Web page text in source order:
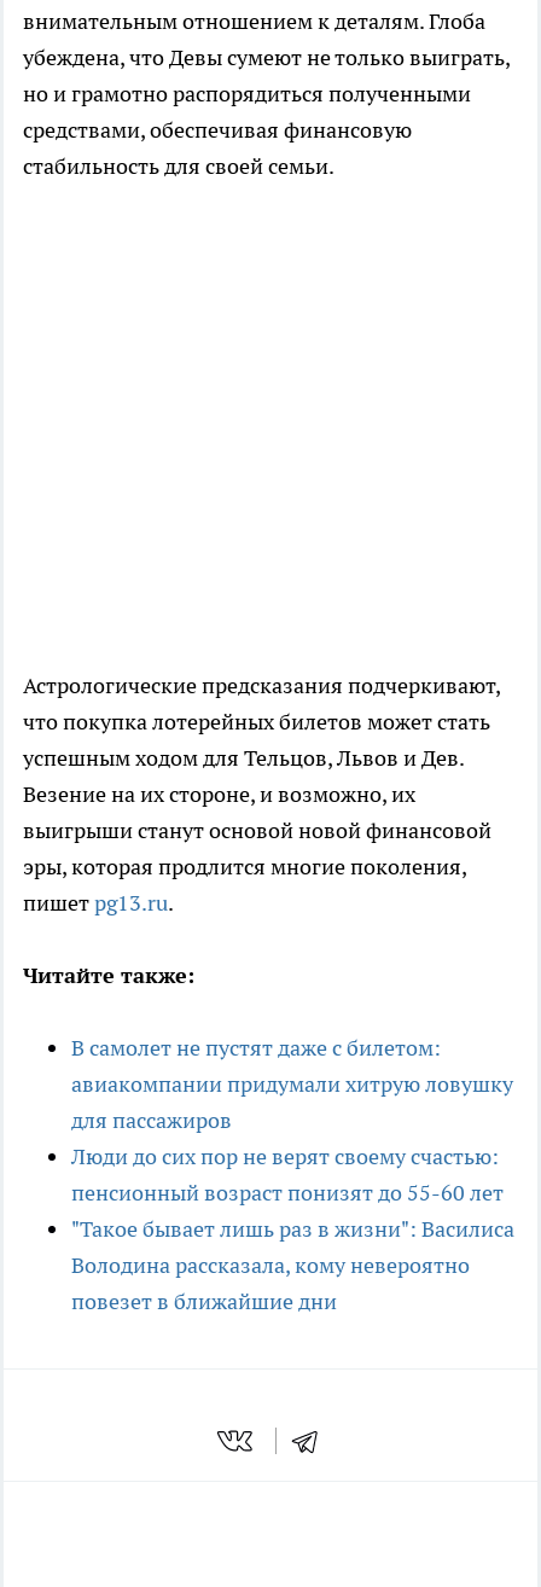
внимательным отношением к деталям. Глоба
убеждена, что Девы сумеют не только выиграть,
но и грамотно распорядиться полученными
средствами, обеспечивая финансовую
стабильность для своей семьи.
Астрологические предсказания подчеркивают,
что покупка лотерейных билетов может стать
успешным ходом для Тельцов, Львов и Дев.
Везение на их стороне, и возможно, их
выигрыши станут основой новой финансовой
эры, которая продлится многие поколения,
пишетpg13.ru.
Читайте также:
В самолет не пустят даже с билетом:
авиакомпании придумали хитрую ловушку
для пассажиров
Люди до сих пор не верят своему счастью:
пенсионный возраст понизят до 55-60 лет
"Такое бывает лишь раз в жизни": Василиса
Володина рассказала, кому невероятно
повезет в ближайшие дни